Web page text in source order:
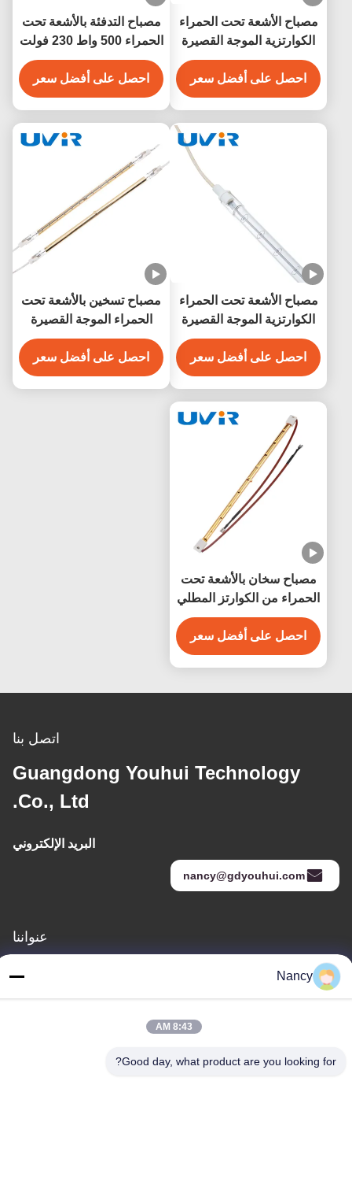
مصباح الأشعة تحت الحمراء
الكوارتزية الموجة القصيرة
220 فولت 500 واط للساونا
والتدفئة الصناعية
احصل على أفضل سعر
مصباح التدفئة بالأشعة تحت
الحمراء 500 واط 230 فولت
احصل على أفضل سعر
مصباح الأشعة تحت الحمراء
الكوارتزية الموجة القصيرة
500 واط 230 فولت للتدفئة
الصناعية
احصل على أفضل سعر
مصباح تسخين بالأشعة تحت
الحمراء الموجة القصيرة
R7S 1200W 220V
احصل على أفضل سعر
مصباح سخان بالأشعة تحت
الحمراء من الكوارتز المطلي
بالذهب SK15 2000W
للساونا
احصل على أفضل سعر
اتصل بنا
Guangdong Youhui Technology
Co., Ltd.
البريد الإلكتروني
nancy@gdyouhui.com
عنواننا
العنوان
Nancy
8:43 AM
Good day, what product are you looking for?